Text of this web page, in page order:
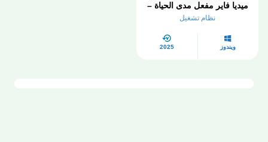
ميديا ​​فاير مفعل مدى الحياة –
الدليل الشامل في 2025
نظام تشغيل
ويندوز 2025